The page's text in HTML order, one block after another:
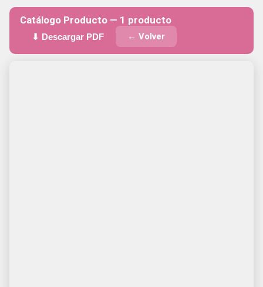
Catálogo Producto — 1 producto
⬇ Descargar PDF ← Volver